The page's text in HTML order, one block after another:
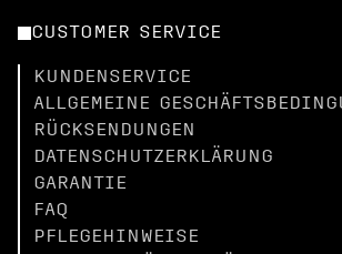
CUSTOMER SERVICE
KUNDENSERVICE
ALLGEMEINE
RÜCKSENDUNGEN
DATENSCHUTZERKLÄRUNG
GARANTIE
FAQ
PFLEGEHINWEISE